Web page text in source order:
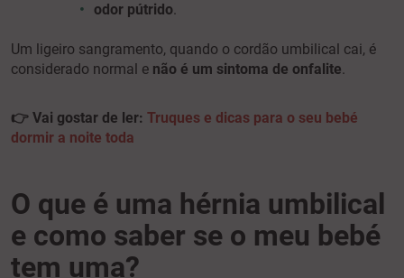
odor pútrido.
Um ligeiro sangramento, quando o cordão umbilical cai, é
considerado normal e não é um sintoma de onfalite.
👉 Vai gostar de ler: Truques e dicas para o seu bebé
dormir a noite toda
O que é uma hérnia umbilical
e como saber se o meu bebé
tem uma?